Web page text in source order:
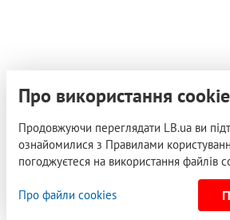
Про використання
Продовжуючи переглядати LB.ua ви
ознайомилися з Правилами
погоджуєтеся на використання файлів
Про файли cookies